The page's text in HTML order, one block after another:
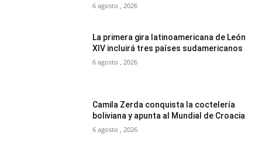
6 agosto , 2026
La primera gira latinoamericana de León
XIV incluirá tres países sudamericanos
6 agosto , 2026
Camila Zerda conquista la coctelería
boliviana y apunta al Mundial de Croacia
6 agosto , 2026